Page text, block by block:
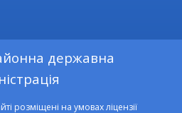
державна
розміщені на умовах ліцензії